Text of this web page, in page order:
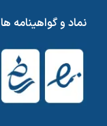
نماد و گواهینامه ها